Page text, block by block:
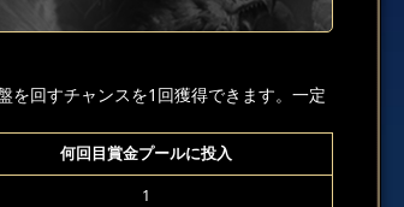
を回すチャンスを1回獲得できます。一定
何回目賞金プールに投入
1